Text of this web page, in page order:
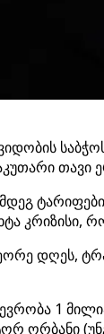
დღეს,
1
ორბანი